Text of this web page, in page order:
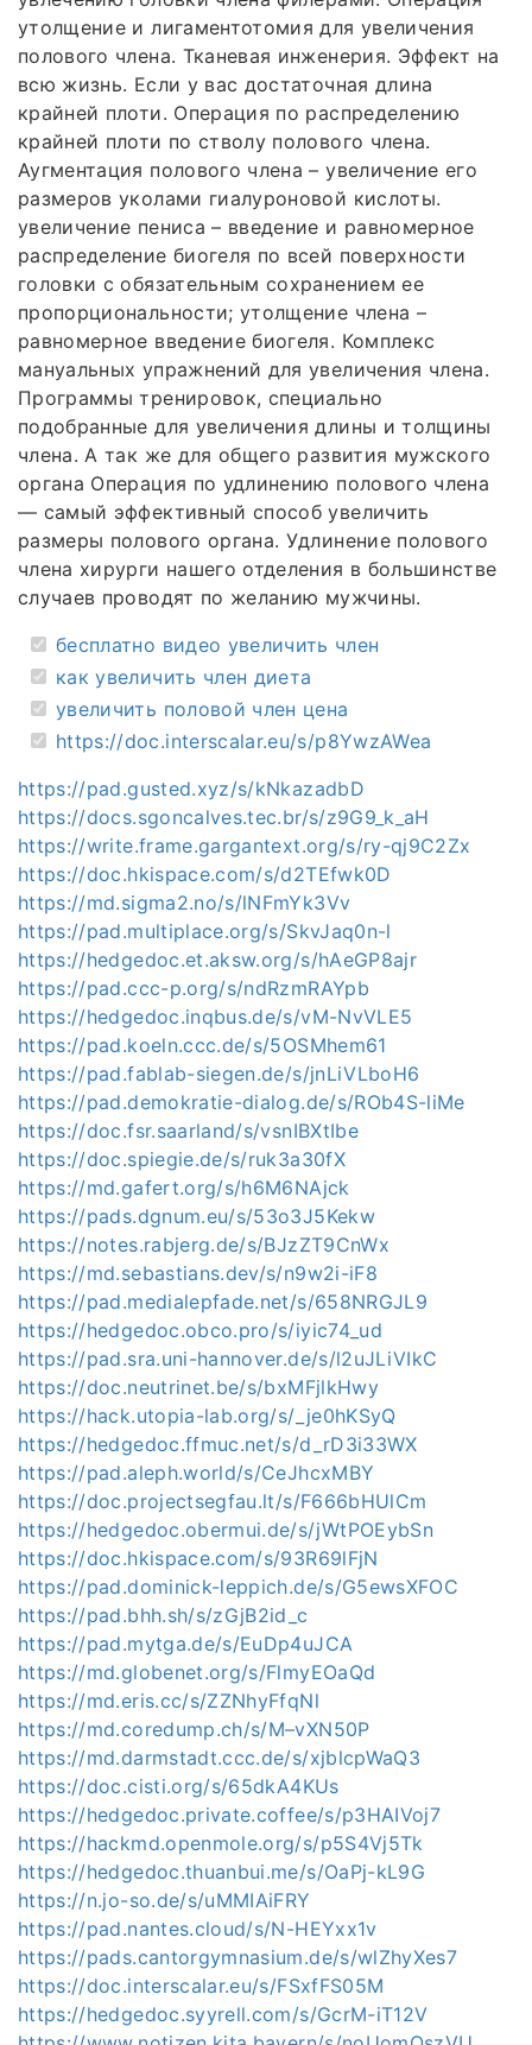
утолщение и лигаментотомия для увеличения
полового члена. Тканевая инженерия. Эффект на
всю жизнь. Если у вас достаточная длина
крайней плоти. Операция по распределению
крайней плоти по стволу полового члена.
Аугментация полового члена – увеличение его
размеров уколами гиалуроновой кислоты.
увеличение пениса – введение и равномерное
распределение биогеля по всей поверхности
головки с обязательным сохранением ее
пропорциональности; утолщение члена –
равномерное введение биогеля. Комплекс
мануальных упражнений для увеличения члена.
Программы тренировок, специально
подобранные для увеличения длины и толщины
члена. А так же для общего развития мужского
органа Операция по удлинению полового члена
— самый эффективный способ увеличить
размеры полового органа. Удлинение полового
члена хирурги нашего отделения в большинстве
случаев проводят по желанию мужчины.
бесплатно видео увеличить член
как увеличить член диета
увеличить половой член цена
https://doc.interscalar.eu/s/p8YwzAWea
https://pad.gusted.xyz/s/kNkazadbD
https://docs.sgoncalves.tec.br/s/z9G9_k_aH
https://write.frame.gargantext.org/s/ry-qj9C2Zx
https://doc.hkispace.com/s/d2TEfwk0D
https://md.sigma2.no/s/lNFmYk3Vv
https://pad.multiplace.org/s/SkvJaq0n-l
https://hedgedoc.et.aksw.org/s/hAeGP8ajr
https://pad.ccc-p.org/s/ndRzmRAYpb
https://hedgedoc.inqbus.de/s/vM-NvVLE5
https://pad.koeln.ccc.de/s/5OSMhem61
https://pad.fablab-siegen.de/s/jnLiVLboH6
https://pad.demokratie-dialog.de/s/ROb4S-liMe
https://doc.fsr.saarland/s/vsnIBXtIbe
https://doc.spiegie.de/s/ruk3a30fX
https://md.gafert.org/s/h6M6NAjck
https://pads.dgnum.eu/s/53o3J5Kekw
https://notes.rabjerg.de/s/BJzZT9CnWx
https://md.sebastians.dev/s/n9w2i-iF8
https://pad.medialepfade.net/s/658NRGJL9
https://hedgedoc.obco.pro/s/iyic74_ud
https://pad.sra.uni-hannover.de/s/l2uJLiVIkC
https://doc.neutrinet.be/s/bxMFjlkHwy
https://hack.utopia-lab.org/s/_je0hKSyQ
https://hedgedoc.ffmuc.net/s/d_rD3i33WX
https://pad.aleph.world/s/CeJhcxMBY
https://doc.projectsegfau.lt/s/F666bHUlCm
https://hedgedoc.obermui.de/s/jWtPOEybSn
https://doc.hkispace.com/s/93R69lFjN
https://pad.dominick-leppich.de/s/G5ewsXFOC
https://pad.bhh.sh/s/zGjB2id_c
https://pad.mytga.de/s/EuDp4uJCA
https://md.globenet.org/s/FlmyEOaQd
https://md.eris.cc/s/ZZNhyFfqNl
https://md.coredump.ch/s/M–vXN50P
https://md.darmstadt.ccc.de/s/xjblcpWaQ3
https://doc.cisti.org/s/65dkA4KUs
https://hedgedoc.private.coffee/s/p3HAIVoj7
https://hackmd.openmole.org/s/p5S4Vj5Tk
https://hedgedoc.thuanbui.me/s/OaPj-kL9G
https://n.jo-so.de/s/uMMIAiFRY
https://pad.nantes.cloud/s/N-HEYxx1v
https://pads.cantorgymnasium.de/s/wlZhyXes7
https://doc.interscalar.eu/s/FSxfFS05M
https://hedgedoc.syyrell.com/s/GcrM-iT12V